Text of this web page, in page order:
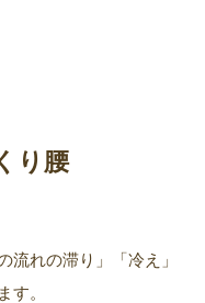
り腰
流れの滞り」「冷え」
す。